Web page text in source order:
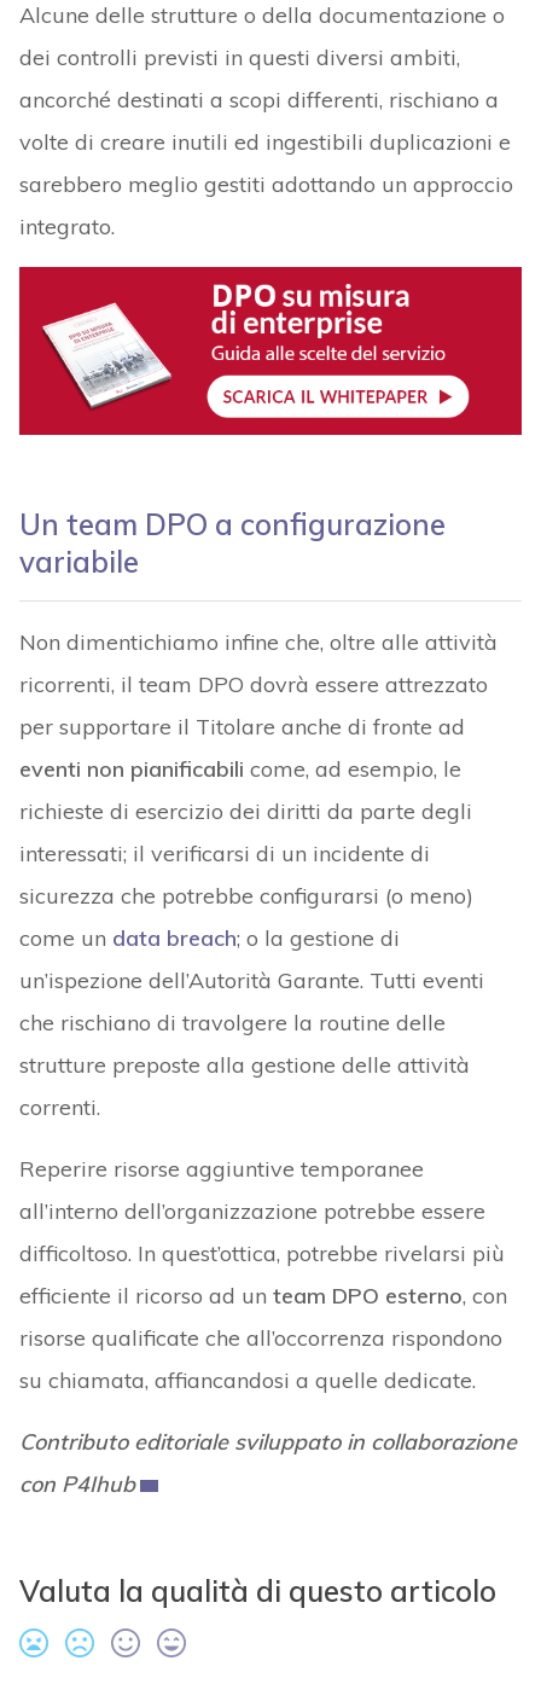
Alcune delle strutture o della documentazione o
dei controlli previsti in questi diversi ambiti,
ancorché destinati a scopi differenti, rischiano a
volte di creare inutili ed ingestibili duplicazioni e
sarebbero meglio gestiti adottando un approccio
integrato.
Un team DPO a configurazione
variabile
Non dimentichiamo infine che, oltre alle attività
ricorrenti, il team DPO dovrà essere attrezzato
per supportare il Titolare anche di fronte ad
eventi non pianificabili come, ad esempio, le
richieste di esercizio dei diritti da parte degli
interessati; il verificarsi di un incidente di
sicurezza che potrebbe configurarsi (o meno)
come un data breach; o la gestione di
un’ispezione dell’Autorità Garante. Tutti eventi
che rischiano di travolgere la routine delle
strutture preposte alla gestione delle attività
correnti.
Reperire risorse aggiuntive temporanee
all’interno dell’organizzazione potrebbe essere
difficoltoso. In quest’ottica, potrebbe rivelarsi più
efficiente il ricorso ad un team DPO esterno, con
risorse qualificate che all’occorrenza rispondono
su chiamata, affiancandosi a quelle dedicate.
Contributo editoriale sviluppato in collaborazione
con P4Ihub
Valuta la qualità di questo articolo